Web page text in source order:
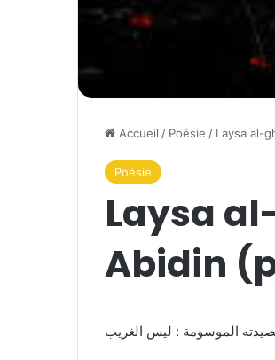
Accueil / Poésie / Laysa al-
Poésie
Laysa
Abidin
الموسومة : ليس الغريب